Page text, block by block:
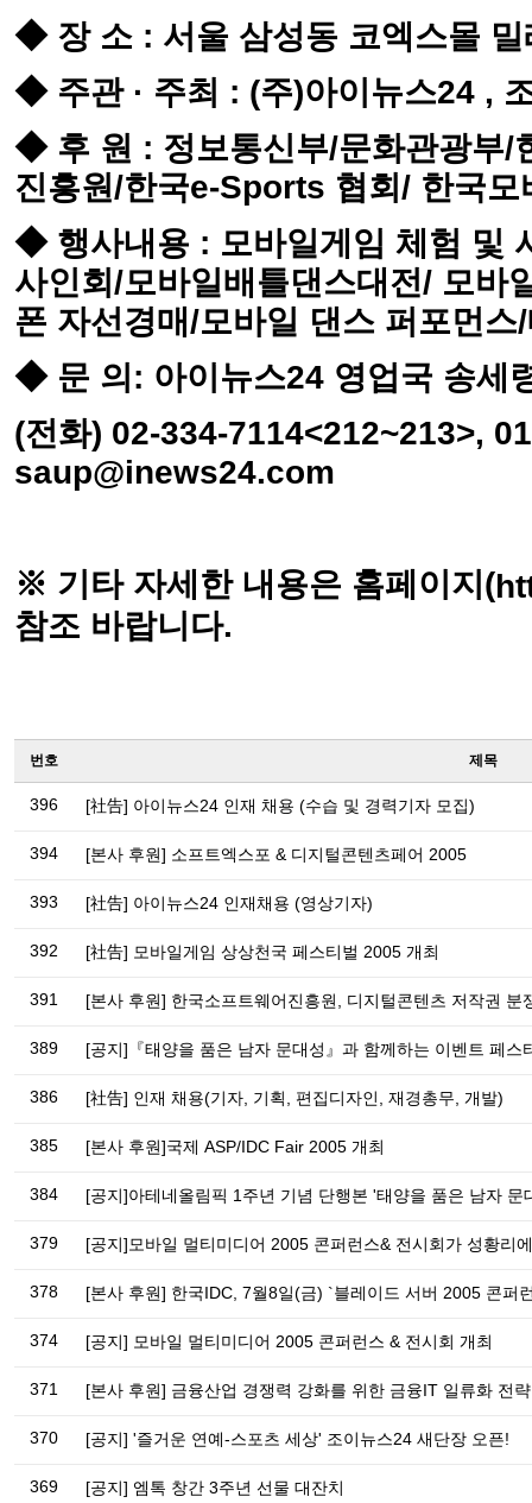
◆ 장 소 : 서울 삼성동 코엑스몰 밀
◆ 주관 · 주최 : (주)아이뉴스24 ,
◆ 후 원 : 정보통신부/문화관광부/
진흥원/한국e-Sports 협회/ 한국모
◆ 행사내용 : 모바일게임 체험 및
사인회/모바일배틀댄스대전/ 모바
폰 자선경매/모바일 댄스 퍼포먼스
◆ 문 의: 아이뉴스24 영업국 송세
(전화) 02-334-7114<212~213>,
saup@inews24.com
※ 기타 자세한 내용은 홈페이지(
참조 바랍니다.
번호 제목
396 [社告] 아이뉴스24 인재 채용 (수습 및 경력기자 모집)
394 [본사 후원] 소프트엑스포 & 디지털콘텐츠페어 2005
393 [社告] 아이뉴스24 인재채용 (영상기자)
392 [社告] 모바일게임 상상천국 페스티벌 2005 개최
391 [본사 후원] 한국소프트웨어진흥원, 디지털콘텐츠 저작권 분
389 [공지]『태양을 품은 남자 문대성』과 함께하는 이벤트 페스
386 [社告] 인재 채용(기자, 기획, 편집디자인, 재경총무, 개발)
385 [본사 후원]국제 ASP/IDC Fair 2005 개최
384 [공지]아테네올림픽 1주년 기념 단행본 '태양을 품은 남자 문
379 [공지]모바일 멀티미디어 2005 콘퍼런스& 전시회가 성황리
378 [본사 후원] 한국IDC, 7월8일(금) `블레이드 서버 2005 콘퍼
374 [공지] 모바일 멀티미디어 2005 콘퍼런스 & 전시회 개최
371 [본사 후원] 금융산업 경쟁력 강화를 위한 금융IT 일류화 전
370 [공지] '즐거운 연예-스포츠 세상' 조이뉴스24 새단장 오픈!
369 [공지] 엠톡 창간 3주년 선물 대잔치